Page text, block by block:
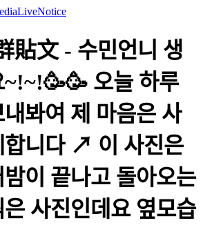
LiveNotice
貼文 - 수민언니 생
~!~!🥳🥳 오늘 하루
봐여 제 마음은 사
합니다 ↗️ 이 사진은
이 끝나고 돌아오는
사진인데요 옆모습